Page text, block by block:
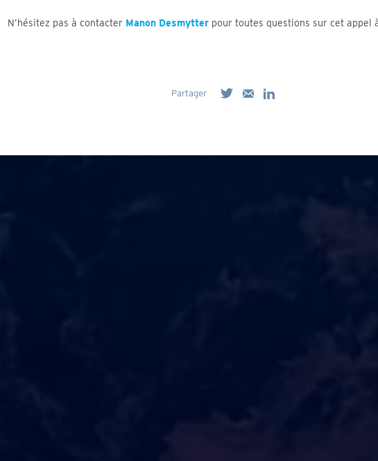
N’hésitez pas à contacter Manon Desmytter pour toutes questions sur cet appel
Partager